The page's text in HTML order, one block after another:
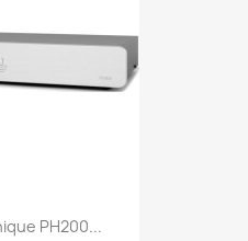
PH200...